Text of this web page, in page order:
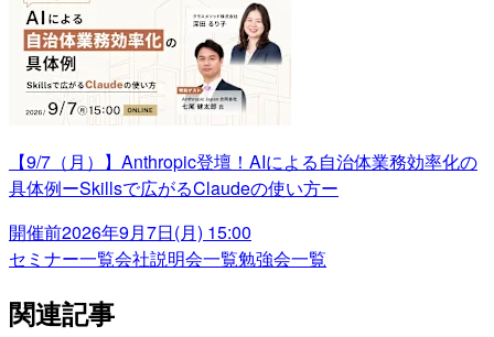
【9/7（月）】Anthropic登壇！AIによる自治体業務効率化の
具体例ーSkillsで広がるClaudeの使い方ー
開催前2026年9月7日(月) 15:00
セミナー一覧会社説明会一覧勉強会一覧
関連記事